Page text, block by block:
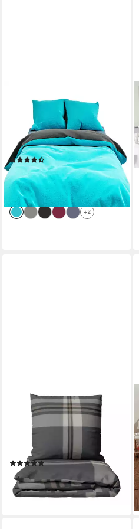
Bettwäsche Winter Teddy
Plüsch, Fleece, 4 teilig,
Flauschig warmes Cashmere
Touch, Einfarbig
(171)
ab 46,80 € UVP75,90 €
-38%
lieferbar - in 2-3 Werktagen bei dir
+2
LEONADO VICENTI
Bettwäsche Feinbiber 4teilig
135x200 cm flauschig warm,
Biber, 4 teilig, Gestreiftes Set
in Grau warm
(4)
ab 52,50 €
-31%